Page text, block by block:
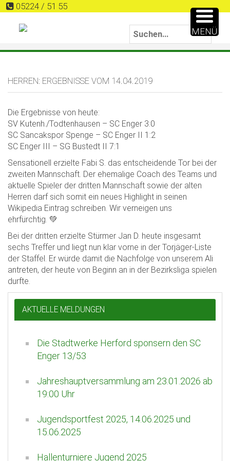
05224 / 51 55
HERREN: ERGEBNISSE VOM 14.04.2019
Die Ergebnisse von heute:
SV Kutenh./Todtenhausen – SC Enger 3:0
SC Sancakspor Spenge – SC Enger II 1:2
SC Enger III – SG Bustedt II 7:1
Sensationell erzielte Fabi S. das entscheidende Tor bei der
zweiten Mannschaft. Der ehemalige Coach des Teams und
aktuelle Spieler der dritten Mannschaft sowie der alten
Herren darf sich somit ein neues Highlight in seinen
Wikipedia Eintrag schreiben. Wir verneigen uns
ehrfürchtig. 💚
Bei der dritten erzielte Stürmer Jan D. heute insgesamt
sechs Treffer und liegt nun klar vorne in der Torjäger-Liste
der Staffel. Er würde damit die Nachfolge von unserem Ali
antreten, der heute von Beginn an in der Bezirksliga spielen
durfte.
AKTUELLE MELDUNGEN
Die Stadtwerke Herford sponsern den SC
Enger 13/53
Jahreshauptversammlung am 23.01.2026 ab
19:00 Uhr
Jugendsportfest 2025, 14.06.2025 und
15.06.2025
Hallenturniere Jugend 2025
MENÜ